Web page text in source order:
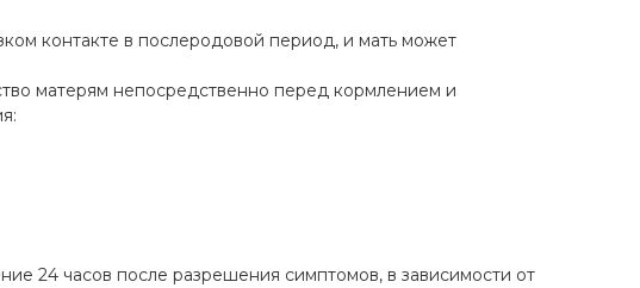
контакте в послеродовой период, и мать может
матерям непосредственно перед кормлением и
24 часов после разрешения симптомов, в зависимости от